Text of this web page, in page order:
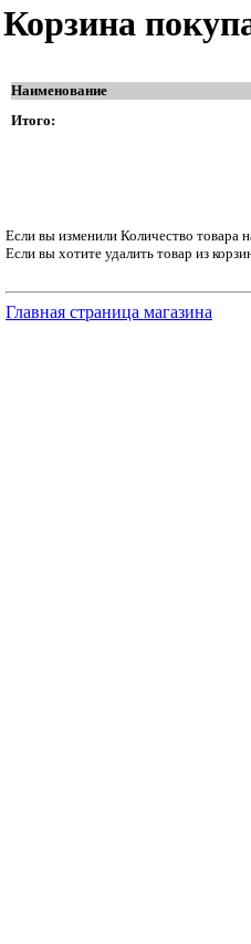
Корзина
Наименование
Итого:
Если вы изменили Количество товара
Если вы хотите удалить товар из
Главная страница магазина